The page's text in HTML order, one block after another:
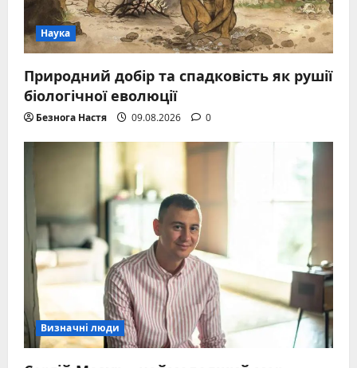
Наука
Природний добір та спадковість як рушії
біологічної еволюції
Безнога Настя 09.08.2026 0
Визначні люди